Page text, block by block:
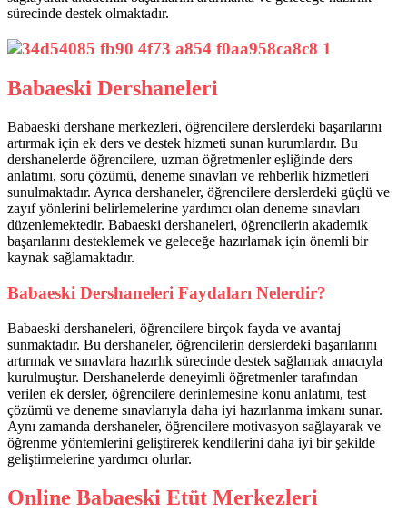
sürecinde destek olmaktadır.
Babaeski Dershaneleri
Babaeski dershane merkezleri, öğrencilere derslerdeki başarılarını
artırmak için ek ders ve destek hizmeti sunan kurumlardır. Bu
dershanelerde öğrencilere, uzman öğretmenler eşliğinde ders
anlatımı, soru çözümü, deneme sınavları ve rehberlik hizmetleri
sunulmaktadır. Ayrıca dershaneler, öğrencilere derslerdeki güçlü ve
zayıf yönlerini belirlemelerine yardımcı olan deneme sınavları
düzenlemektedir. Babaeski dershaneleri, öğrencilerin akademik
başarılarını desteklemek ve geleceğe hazırlamak için önemli bir
kaynak sağlamaktadır.
Babaeski Dershaneleri Faydaları Nelerdir?
Babaeski dershaneleri, öğrencilere birçok fayda ve avantaj
sunmaktadır. Bu dershaneler, öğrencilerin derslerdeki başarılarını
artırmak ve sınavlara hazırlık sürecinde destek sağlamak amacıyla
kurulmuştur. Dershanelerde deneyimli öğretmenler tarafından
verilen ek dersler, öğrencilere derinlemesine konu anlatımı, test
çözümü ve deneme sınavlarıyla daha iyi hazırlanma imkanı sunar.
Aynı zamanda dershaneler, öğrencilere motivasyon sağlayarak ve
öğrenme yöntemlerini geliştirerek kendilerini daha iyi bir şekilde
geliştirmelerine yardımcı olurlar.
Online Babaeski Etüt Merkezleri